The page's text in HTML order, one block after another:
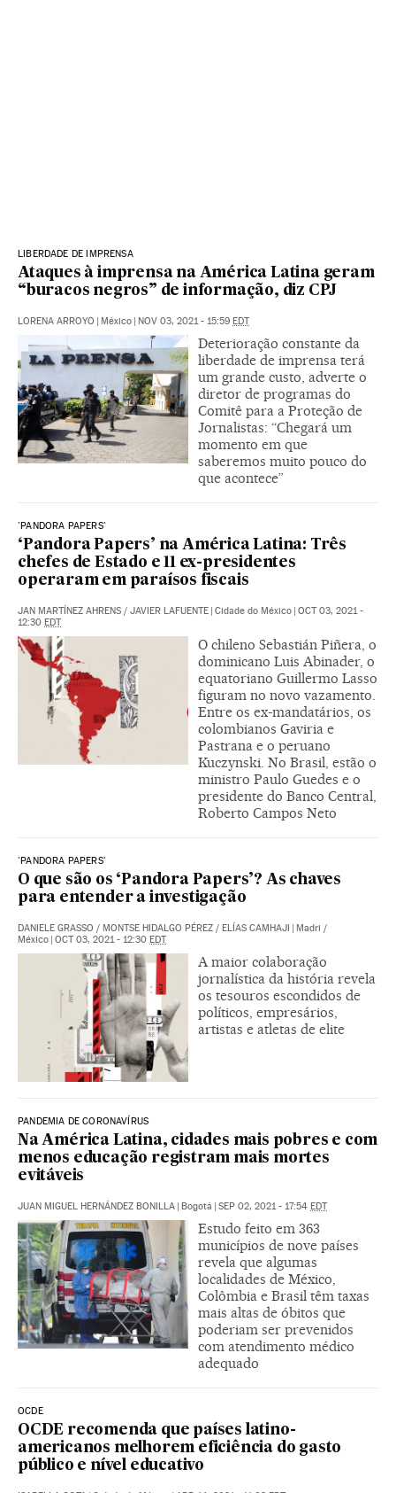
LIBERDADE DE IMPRENSA
Ataques à imprensa na América Latina geram
“buracos negros” de informação, diz CPJ
LORENA ARROYO México NOV 03, 2021 - 15:59 EDT
Deterioração constante da
liberdade de imprensa terá
um grande custo, adverte o
diretor de programas do
Comitê para a Proteção de
Jornalistas: “Chegará um
momento em que
saberemos muito pouco do
que acontece”
'PANDORA PAPERS'
‘Pandora Papers’ na América Latina: Três
chefes de Estado e 11 ex-presidentes
operaram em paraísos fiscais
JAN MARTÍNEZ AHRENS / JAVIER LAFUENTE Cidade do México OCT 03, 2021 -
12:30 EDT
O chileno Sebastián Piñera, o
dominicano Luis Abinader, o
equatoriano Guillermo Lasso
figuram no novo vazamento.
Entre os ex-mandatários, os
colombianos Gaviria e
Pastrana e o peruano
Kuczynski. No Brasil, estão o
ministro Paulo Guedes e o
presidente do Banco Central,
Roberto Campos Neto
'PANDORA PAPERS'
O que são os ‘Pandora Papers’? As chaves
para entender a investigação
DANIELE GRASSO / MONTSE HIDALGO PÉREZ / ELÍAS CAMHAJI
Madri /
México OCT 03, 2021 - 12:30 EDT
A maior colaboração
jornalística da história revela
os tesouros escondidos de
políticos, empresários,
artistas e atletas de elite
PANDEMIA DE CORONAVÍRUS
Na América Latina, cidades mais pobres e com
menos educação registram mais mortes
evitáveis
JUAN MIGUEL HERNÁNDEZ BONILLA Bogotá SEP 02, 2021 - 17:54 EDT
Estudo feito em 363
municípios de nove países
revela que algumas
localidades de México,
Colômbia e Brasil têm taxas
mais altas de óbitos que
poderiam ser prevenidos
com atendimento médico
adequado
OCDE
OCDE recomenda que países latino-
americanos melhorem eficiência do gasto
público e nível educativo